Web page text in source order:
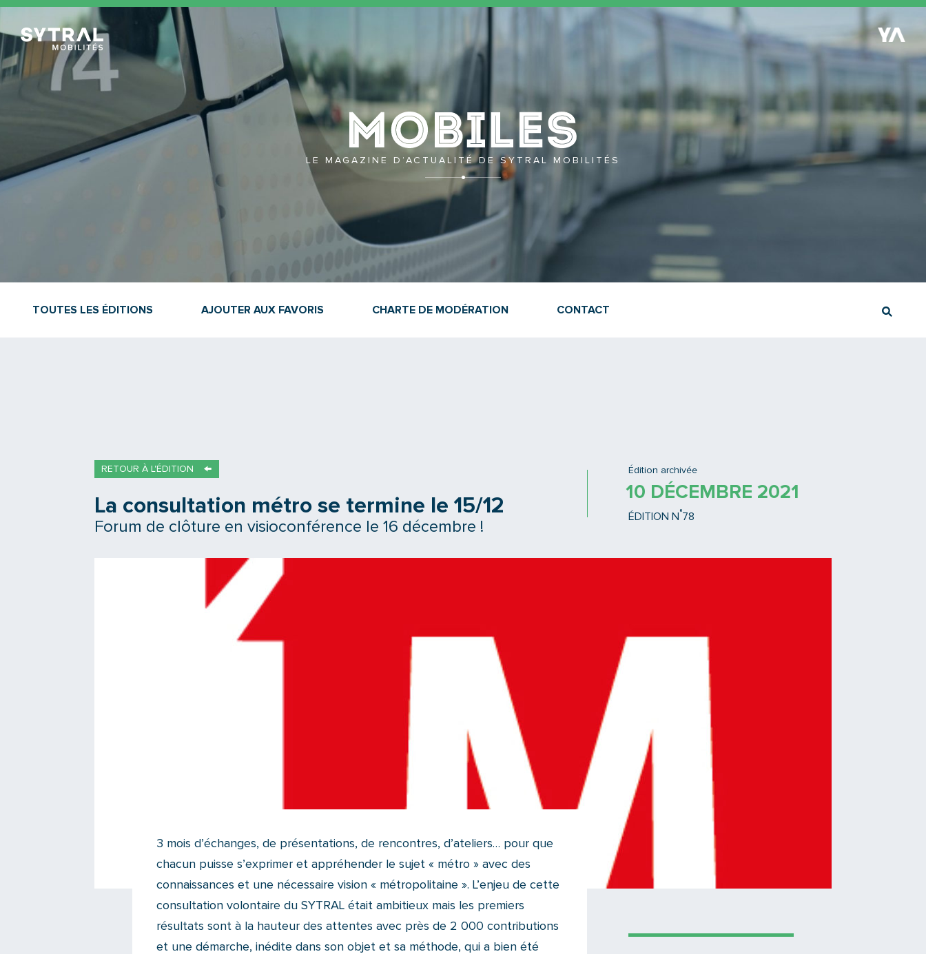
TCL Sytral
Retour à l'accueil
Mobiles
LE MAGAZINE D’ACTUALITÉ DE SYTRAL MOBILITÉS
TOUTES LES ÉDITIONS AJOUTER AUX FAVORIS CHARTE DE MODÉRATION CONTACT
RETOUR À L'ÉDITION Édition archivée
10 DÉCEMBRE 2021
ÉDITION N °78
La consultation métro se termine le 15/12
Forum de clôture en visioconférence le 16 décembre !
3 mois d’échanges, de présentations, de rencontres, d’ateliers… pour que
chacun puisse s’exprimer et appréhender le sujet « métro » avec des
connaissances et une nécessaire vision « métropolitaine ». L’enjeu de cette
consultation volontaire du SYTRAL était ambitieux mais les premiers
résultats sont à la hauteur des attentes avec près de 2 000 contributions
et une démarche, inédite dans son objet et sa méthode, qui a bien été